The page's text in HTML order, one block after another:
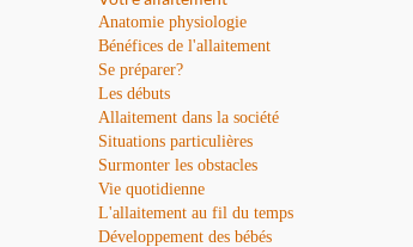
Anatomie physiologie
Bénéfices de l'allaitement
Se préparer?
Les débuts
Allaitement dans la société
Situations particulières
Surmonter les obstacles
Vie quotidienne
L'allaitement au fil du temps
Développement des bébés